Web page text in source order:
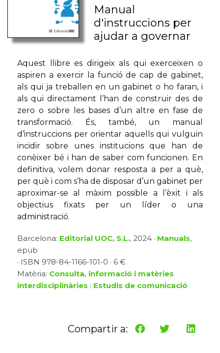
Manual
d'instruccions per
ajudar a governar
Aquest llibre es dirigeix als qui exerceixen o
aspiren a exercir la funció de cap de gabinet,
als qui ja treballen en un gabinet o ho faran, i
als qui directament l’han de construir des de
zero o sobre les bases d’un altre en fase de
transformació. És, també, un manual
d’instruccions per orientar aquells qui vulguin
incidir sobre unes institucions que han de
conèixer bé i han de saber com funcionen. En
definitiva, volem donar resposta a per a què,
per què i com s’ha de disposar d’un gabinet per
aproximar-se al màxim possible a l’èxit i als
objectius fixats per un líder o una
administració.
Barcelona: Editorial UOC, S.L., 2024 · Manuals,
epub
· ISBN 978-84-1166-101-0 · 6 €
Matèria: Consulta, informació i matèries
interdisciplinàries : Estudis de comunicació
Compartir a: